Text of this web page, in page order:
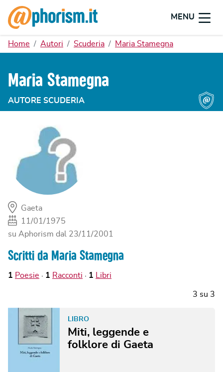
MENU
Home Autori Scuderia Maria Stamegna
Maria Stamegna
AUTORE SCUDERIA
Gaeta
11/01/1975
su Aphorism dal 23/11/2001
Scritti da Maria Stamegna
1 Poesie 1 Racconti 1 Libri
3 su 3
Miti, leggende e
folklore di Gaeta
LIBRO